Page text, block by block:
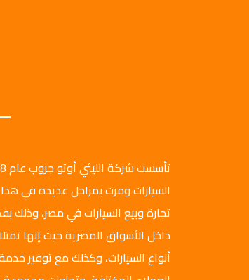
السيارات ومرت بمراحل عديدة في
تجارة وبيع السيارات في مصر، وذلك
داخل الأسواق المصرية حيث إنها
أنواع السيارات، وكذلك مع توفير